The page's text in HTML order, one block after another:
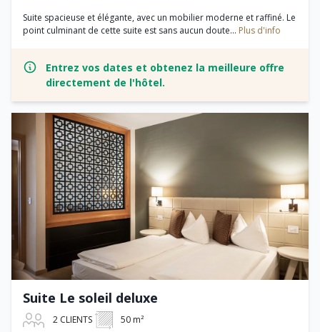
Suite spacieuse et élégante, avec un mobilier moderne et raffiné. Le
point culminant de cette suite est sans aucun doute... Plus d'info
Entrez vos dates et obtenez la meilleure offre
directement de l'hôtel.
Suite Le soleil deluxe
2 CLIENTS 50 m²